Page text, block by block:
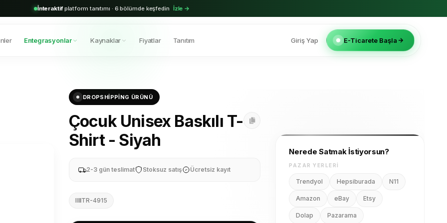
aktif bayi · Shopify & Trendyol entegrasyonu hazır Hemen başla →
Entegrasyonlar Kaynaklar Fiyatlar Tanıtım Giriş Yap E-Ticarete Başla
DROPSHIPPING ÜRÜNÜ
Çocuk Unisex Baskılı T-
Shirt - Siyah
2-3 gün teslimat Stoksuz satış Ücretsiz kayıt
TR-4915
Nerede Satmak İstiyorsun?
PAZAR YERLERI
Trendyol Hepsiburada N11
Amazon eBay Etsy
Dolap Pazarama